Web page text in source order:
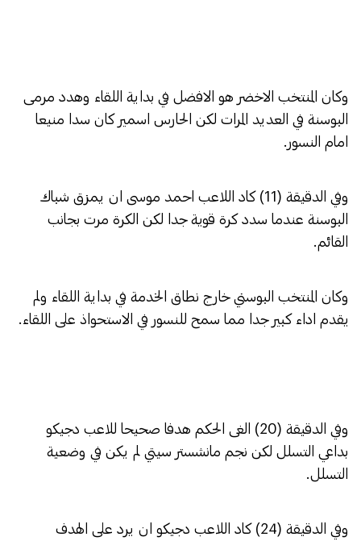
وكان المنتخب الاخضر هو الافضل في بداية اللقاء وهدد مرمى
البوسنة في العديد المرات لكن الحارس اسمير كان سدا منيعا
امام النسور.
وفي الدقيقة (11) كاد اللاعب احمد موسى ان يمزق شباك
البوسنة عندما سدد كرة قوية جدا لكن الكرة مرت بجانب
القائم.
وكان المنتخب البوسني خارج نطاق الخدمة في بداية اللقاء ولم
يقدم اداء كبير جدا مما سمح للنسور في الاستحواذ على اللقاء.
وفي الدقيقة (20) الغى الحكم هدفا صحيحا للاعب دجيكو
بداعي التسلل لكن نجم مانشستر سيتي لم يكن في وضعية
التسلل.
وفي الدقيقة (24) كاد اللاعب دجيكو ان يرد على الهدف